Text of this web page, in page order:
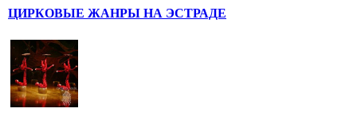
ЦИРКОВЫЕ ЖАНРЫ НА ЭСТРАДЕ